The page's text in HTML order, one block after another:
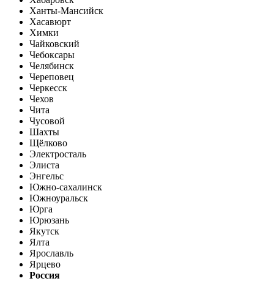
Ханты-Мансийск
Хасавюрт
Химки
Чайковский
Чебоксары
Челябинск
Череповец
Черкесск
Чехов
Чита
Чусовой
Шахты
Щёлково
Электросталь
Элиста
Энгельс
Южно-сахалинск
Южноуральск
Юрга
Юрюзань
Якутск
Ялта
Ярославль
Ярцево
Россия